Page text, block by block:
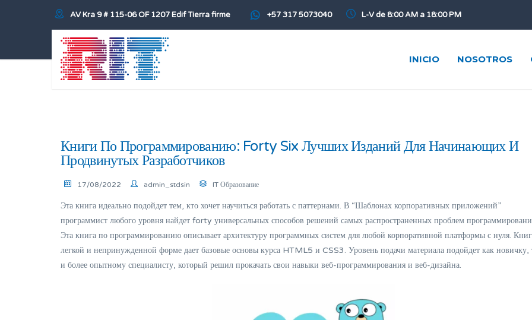
AV Kra 9 # 115-06 OF 1207 Edif Tierra firme +57 317 5073040 L-V de 8:00 AM a 18:00 PM
INICIO NOSOTROS
Книги По Программированию: Forty Six Лучших Изданий Для Начинающих И
Продвинутых Разработчиков
17/08/2022 admin_stdsin IT Образование
Эта книга идеально подойдет тем, кто хочет научиться работать с паттернами. В “Шаблонах корпоративных приложений”
программист любого уровня найдет forty универсальных способов решений самых распространенных проблем
Эта книга по программированию описывает архитектуру программных систем для любой корпоративной платформы с нуля.
легкой и непринужденной форме дает базовые основы курса HTML5 и CSS3. Уровень подачи материала подойдет как новичку,
и более опытному специалисту, который решил прокачать свои навыки веб-программирования и веб-дизайна.